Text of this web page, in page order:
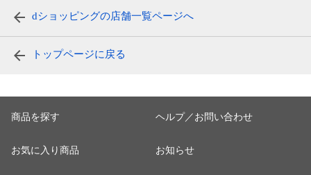
dショッピングの店舗一覧ページへ
トップページに戻る
商品を探す
お気に入り商品
ヘルプ／お問い合わせ
お知らせ